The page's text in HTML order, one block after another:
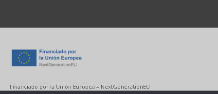
Financiado por la Unión Europea – NextGenerationEU